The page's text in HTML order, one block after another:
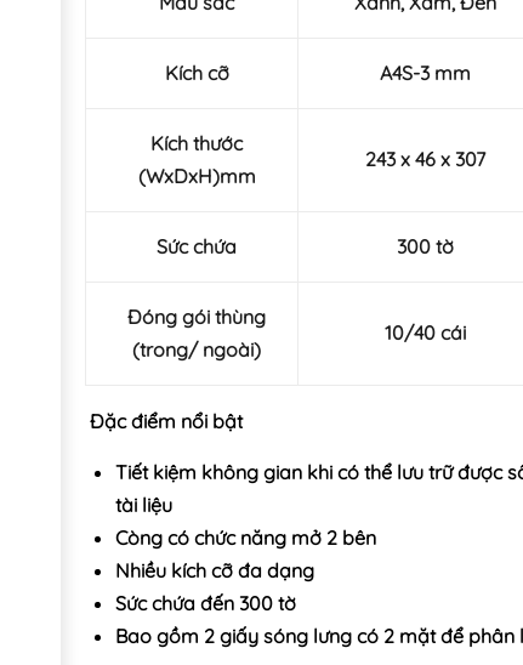
Kích cỡ A4S-3 mm
Kích thước
(WxDxH)mm
243 x 46 x 307
Sức chứa 300 tờ
Đóng gói thùng
(trong/ ngoài)
10/40 cái
Đặc điểm nổi bật
Tiết kiệm không gian khi có thể lưu trữ được
tài liệu
Còng có chức năng mở 2 bên
Nhiều kích cỡ đa dạng
Sức chứa đến 300 tờ
Bao gồm 2 giấy sóng lưng có 2 mặt để phân